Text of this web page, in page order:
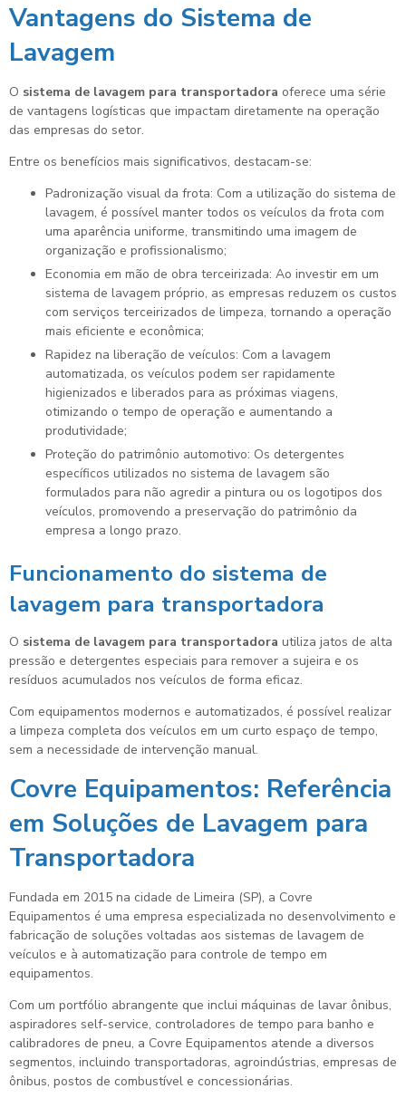
Vantagens do Sistema de
Lavagem
O sistema de lavagem para transportadora oferece uma série
de vantagens logísticas que impactam diretamente na operação
das empresas do setor.
Entre os benefícios mais significativos, destacam-se:
Padronização visual da frota: Com a utilização do sistema de
lavagem, é possível manter todos os veículos da frota com
uma aparência uniforme, transmitindo uma imagem de
organização e profissionalismo;
Economia em mão de obra terceirizada: Ao investir em um
sistema de lavagem próprio, as empresas reduzem os custos
com serviços terceirizados de limpeza, tornando a operação
mais eficiente e econômica;
Rapidez na liberação de veículos: Com a lavagem
automatizada, os veículos podem ser rapidamente
higienizados e liberados para as próximas viagens,
otimizando o tempo de operação e aumentando a
produtividade;
Proteção do patrimônio automotivo: Os detergentes
específicos utilizados no sistema de lavagem são
formulados para não agredir a pintura ou os logotipos dos
veículos, promovendo a preservação do patrimônio da
empresa a longo prazo.
Funcionamento do sistema de
lavagem para transportadora
O sistema de lavagem para transportadora utiliza jatos de alta
pressão e detergentes especiais para remover a sujeira e os
resíduos acumulados nos veículos de forma eficaz.
Com equipamentos modernos e automatizados, é possível realizar
a limpeza completa dos veículos em um curto espaço de tempo,
sem a necessidade de intervenção manual.
Covre Equipamentos: Referência
em Soluções de Lavagem para
Transportadora
Fundada em 2015 na cidade de Limeira (SP), a Covre
Equipamentos é uma empresa especializada no desenvolvimento e
fabricação de soluções voltadas aos sistemas de lavagem de
veículos e à automatização para controle de tempo em
equipamentos.
Com um portfólio abrangente que inclui máquinas de lavar ônibus,
aspiradores self-service, controladores de tempo para banho e
calibradores de pneu, a Covre Equipamentos atende a diversos
segmentos, incluindo transportadoras, agroindústrias, empresas de
ônibus, postos de combustível e concessionárias.